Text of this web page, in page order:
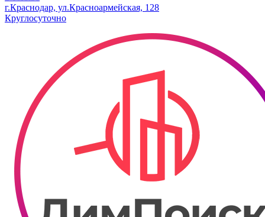
г.Краснодар, ул.Красноармейская, 128
Круглосуточно